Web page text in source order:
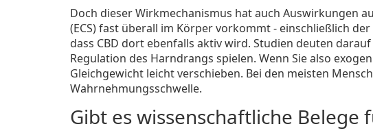
Doch dieser Wirkmechanismus hat auch Auswirkungen
(ECS) fast überall im Körper vorkommt - einschließlich
dass CBD dort ebenfalls aktiv wird. Studien deuten
Regulation des Harndrangs spielen. Wenn Sie also
Gleichgewicht leicht verschieben. Bei den meisten
Wahrnehmungsschwelle.
Gibt es wissenschaftliche